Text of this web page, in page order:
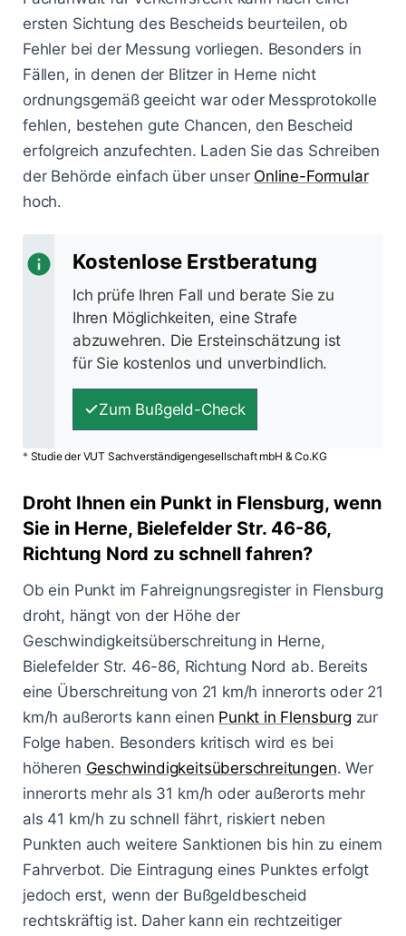
ersten Sichtung des Bescheids beurteilen, ob
Fehler bei der Messung vorliegen. Besonders in
Fällen, in denen der Blitzer in Herne nicht
ordnungsgemäß geeicht war oder Messprotokolle
fehlen, bestehen gute Chancen, den Bescheid
erfolgreich anzufechten. Laden Sie das Schreiben
der Behörde einfach über unser Online-Formular
hoch.
Kostenlose Erstberatung
Ich prüfe Ihren Fall und berate Sie zu
Ihren Möglichkeiten, eine Strafe
abzuwehren. Die Ersteinschätzung ist
für Sie kostenlos und unverbindlich.
Zum Bußgeld-Check
* Studie der VUT Sachverständigengesellschaft mbH & Co.KG
Droht Ihnen ein Punkt in Flensburg, wenn
Sie in Herne, Bielefelder Str. 46-86,
Richtung Nord zu schnell fahren?
Ob ein Punkt im Fahreignungsregister in Flensburg
droht, hängt von der Höhe der
Geschwindigkeitsüberschreitung in Herne,
Bielefelder Str. 46-86, Richtung Nord ab. Bereits
eine Überschreitung von 21 km/h innerorts oder 21
km/h außerorts kann einen Punkt in Flensburg zur
Folge haben. Besonders kritisch wird es bei
höheren Geschwindigkeitsüberschreitungen. Wer
innerorts mehr als 31 km/h oder außerorts mehr
als 41 km/h zu schnell fährt, riskiert neben
Punkten auch weitere Sanktionen bis hin zu einem
Fahrverbot. Die Eintragung eines Punktes erfolgt
jedoch erst, wenn der Bußgeldbescheid
rechtskräftig ist. Daher kann ein rechtzeitiger